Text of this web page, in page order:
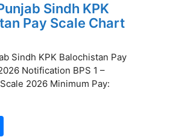
Sindh KPK
Pay Scale Chart
Sindh KPK Balochistan Pay
Notification BPS 1 –
2026 Minimum Pay: